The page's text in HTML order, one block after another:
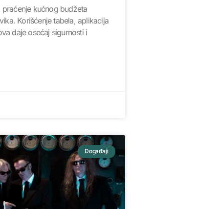
kućnog budžeta
Korišćenje tabela, aplikacija
daje osećaj sigurnosti i
Događaji